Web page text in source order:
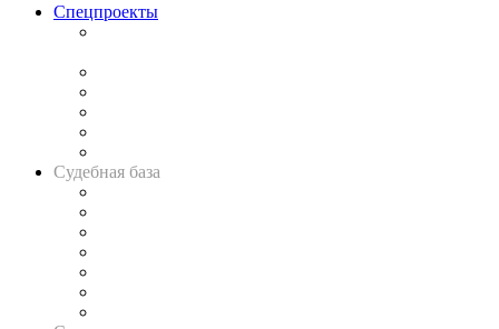
Спецпроекты
Судебная база